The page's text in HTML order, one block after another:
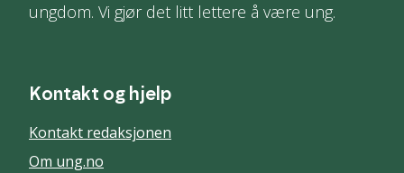
ungdom. Vi gjør det litt lettere å være ung.
Kontakt og hjelp
Kontakt redaksjonen
Om ung.no